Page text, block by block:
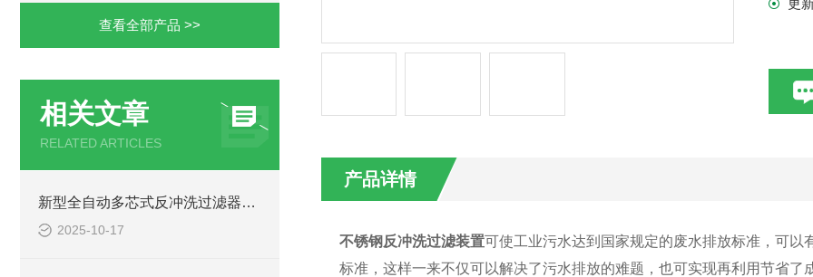
查看全部产品 >>
相关文章
RELATED ARTICLES
新型全自动多芯式反冲洗过滤器技术特点
2025-10-17
更
产品详情
不锈钢反冲洗过滤装置可使工业污水达到国家规定的废水排放标准，可
标准，这样一来不仅可以解决了污水排放的难题，也可实现再利用节省